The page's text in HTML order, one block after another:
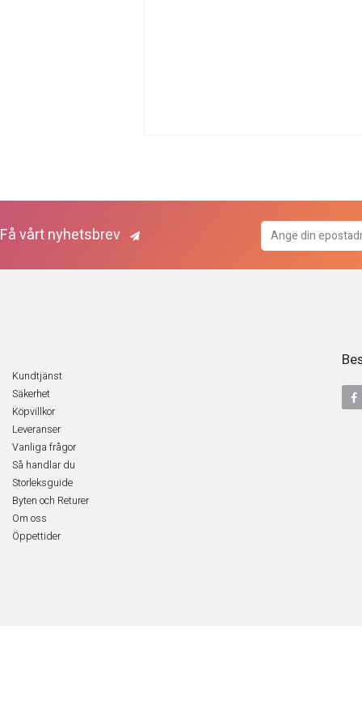
Få vårt nyhetsbrev
Kundtjänst
Säkerhet
Köpvillkor
Leveranser
Vanliga frågor
Så handlar du
Storleksguide
Byten och Returer
Om oss
Öppettider